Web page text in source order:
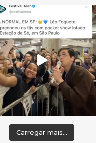
Carregar mais...